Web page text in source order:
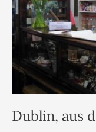
Dublin, aus